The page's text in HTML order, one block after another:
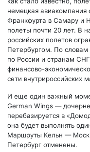
немецкая авиакомпания
Франкфурта в Самару и
полеты почти 20 лет. В
российских полетов
Петербургом. По словам
по России и странам СНГ
финансово-
сети внутрироссийских
И еще один важный
German Wings —
перебазируется в
она будет выполнять
Маршруты Кельн —
Петербург отменены.